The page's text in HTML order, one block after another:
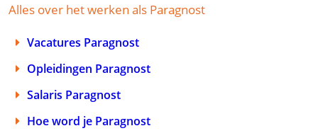
Alles over het werken als Paragnost
Vacatures Paragnost
Opleidingen Paragnost
Salaris Paragnost
Hoe word je Paragnost